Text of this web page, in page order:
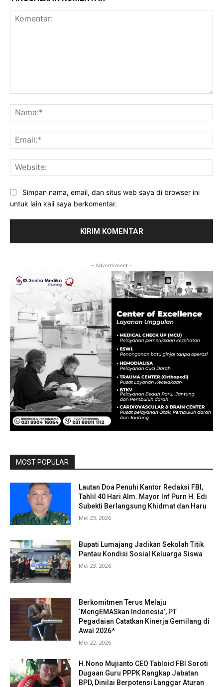
Simpan nama, email, dan situs web saya di browser ini
untuk lain kali saya berkomentar.
- Advertisment -
MOST POPULAR
Lautan Doa Penuhi Kantor Redaksi FBI,
Tahlil 40 Hari Alm. Mayor Inf Purn H. Edi
Subekti Berlangsung Khidmat dan Haru
Mei 23, 2026
Bupati Lumajang Jadikan Sekolah Titik
Pantau Kondisi Sosial Keluarga Siswa
Mei 23, 2026
Berkomitmen Terus Melaju
‘MengEMASkan Indonesia’, PT
Pegadaian Catatkan Kinerja Gemilang di
Awal 2026*
Mei 22, 2026
H.Nono Mujianto CEO Tabloid FBI Soroti
Dugaan Guru PPPK Rangkap Jabatan
BPD, Dinilai Berpotensi Langgar Aturan